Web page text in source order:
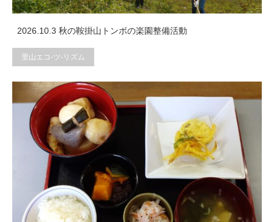
2026.10.3 秋の鞍掛山トンボの楽園整備活動
里山エコ-ツ-リズム